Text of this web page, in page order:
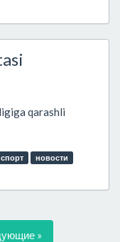
qarashli
спорт
новости
»